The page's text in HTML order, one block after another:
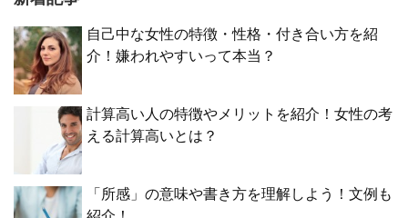
自己中な女性の特徴・性格・付き合い方を紹
介！嫌われやすいって本当？
計算高い人の特徴やメリットを紹介！女性の考
える計算高いとは？
「所感」の意味や書き方を理解しよう！文例も